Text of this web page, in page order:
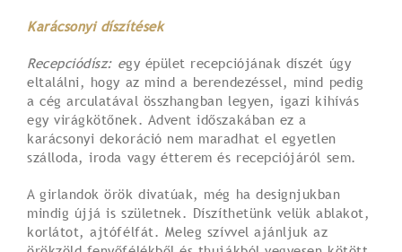
Karácsonyi díszítések
Recepciódísz: egy épület recepciójának díszét úgy
eltalálni, hogy az mind a berendezéssel, mind pedig
a cég arculatával összhangban legyen, igazi kihívás
egy virágkötőnek. Advent időszakában ez a
karácsonyi dekoráció nem maradhat el egyetlen
szálloda, iroda vagy étterem és recepciójáról sem.
A girlandok örök divatúak, még ha designjukban
mindig újjá is születnek. Díszíthetünk velük ablakot,
korlátot, ajtófélfát. Meleg szívvel ajánljuk az